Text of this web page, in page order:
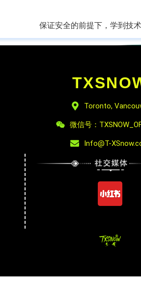
保证安全的前提下，学到技
Toronto,
微信号：
Info@T-